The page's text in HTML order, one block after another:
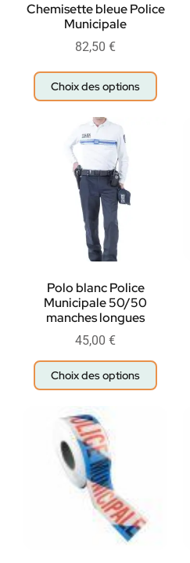
Chemisette bleue Police
Municipale
82,50 €
Choix des options
Polo blanc Police
Municipale 50/50
manches longues
45,00 €
Choix des options